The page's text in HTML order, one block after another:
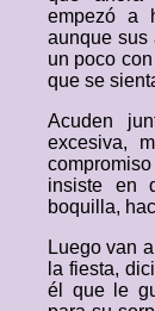
empezó a
aunque sus
un poco
que se
Acuden
excesiva,
insiste en
boquilla,
Luego van
la fiesta,
él que le